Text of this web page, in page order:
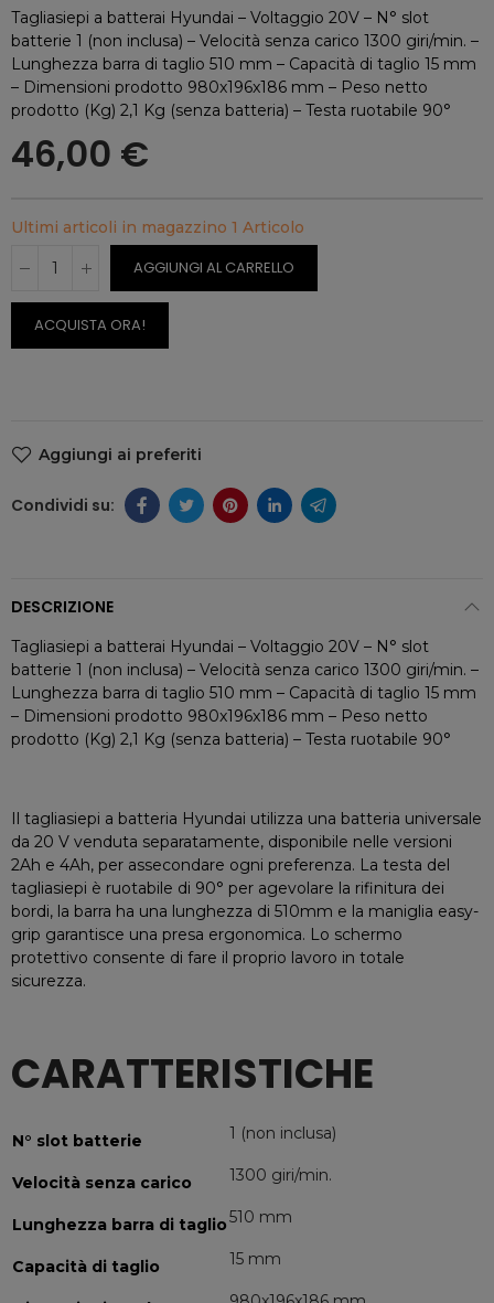
Tagliasiepi a batterai Hyundai – Voltaggio 20V – N° slot
batterie 1 (non inclusa) – Velocità senza carico 1300 giri/min. –
Lunghezza barra di taglio 510 mm – Capacità di taglio 15 mm
– Dimensioni prodotto 980x196x186 mm – Peso netto
prodotto (Kg) 2,1 Kg (senza batteria) – Testa ruotabile 90°
46,00 €
Ultimi articoli in magazzino 1 Articolo
AGGIUNGI AL CARRELLO
ACQUISTA ORA!
Aggiungi ai preferiti
DESCRIZIONE
Tagliasiepi a batterai Hyundai – Voltaggio 20V – N° slot
batterie 1 (non inclusa) – Velocità senza carico 1300 giri/min. –
Lunghezza barra di taglio 510 mm – Capacità di taglio 15 mm
– Dimensioni prodotto 980x196x186 mm – Peso netto
prodotto (Kg) 2,1 Kg (senza batteria) – Testa ruotabile 90°
Il tagliasiepi a batteria Hyundai utilizza una batteria universale
da 20 V venduta separatamente, disponibile nelle versioni
2Ah e 4Ah, per assecondare ogni preferenza. La testa del
tagliasiepi è ruotabile di 90° per agevolare la rifinitura dei
bordi, la barra ha una lunghezza di 510mm e la maniglia easy-
grip garantisce una presa ergonomica. Lo schermo
protettivo consente di fare il proprio lavoro in totale
sicurezza.
CARATTERISTICHE
N° slot batterie 1 (non inclusa)
Velocità senza carico 1300 giri/min.
Lunghezza barra di taglio510 mm
Capacità di taglio 15 mm